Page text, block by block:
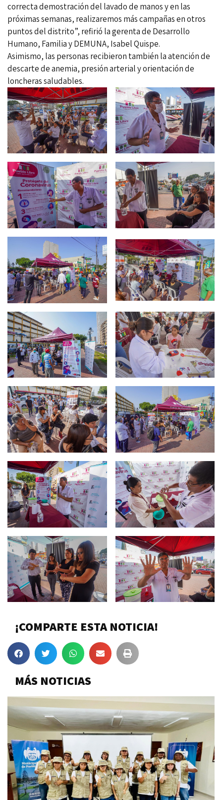
correcta demostración del lavado de manos y en las
próximas semanas, realizaremos más campañas en otros
puntos del distrito”, refirió la gerenta de Desarrollo
Humano, Familia y DEMUNA, Isabel Quispe.
Asimismo, las personas recibieron también la atención de
descarte de anemia, presión arterial y orientación de
loncheras saludables.
¡COMPARTE ESTA NOTICIA!
MÁS NOTICIAS